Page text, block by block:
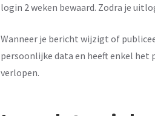
login 2 weken bewaard. Zodra je
Wanneer je bericht wijzigt of
persoonlijke data en heeft enkel het
verlopen.